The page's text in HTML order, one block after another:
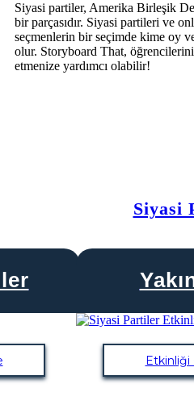
Siyasi partiler, Amerika Birleşik
bir parçasıdır. Siyasi partileri ve
seçmenlerin bir seçimde kime oy
olur. Storyboard That,
etmenize yardımcı olabilir!
Siyasi
Etkinliği